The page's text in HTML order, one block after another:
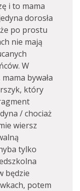
i to mama
dorosła
po prostu
nie mają
W
bywała
który
/ chociaż
wiersz
tylko
będzie
potem